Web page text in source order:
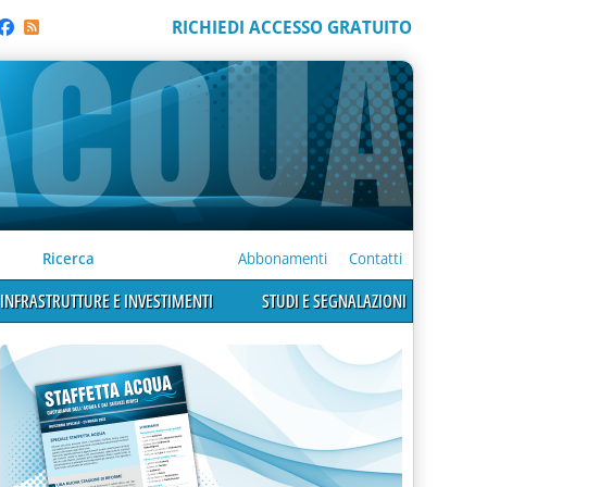
RICHIEDI ACCESSO GRATUITO
Ricerca Abbonamenti Contatti
INFRASTRUTTURE E INVESTIMENTI STUDI E SEGNALAZIONI